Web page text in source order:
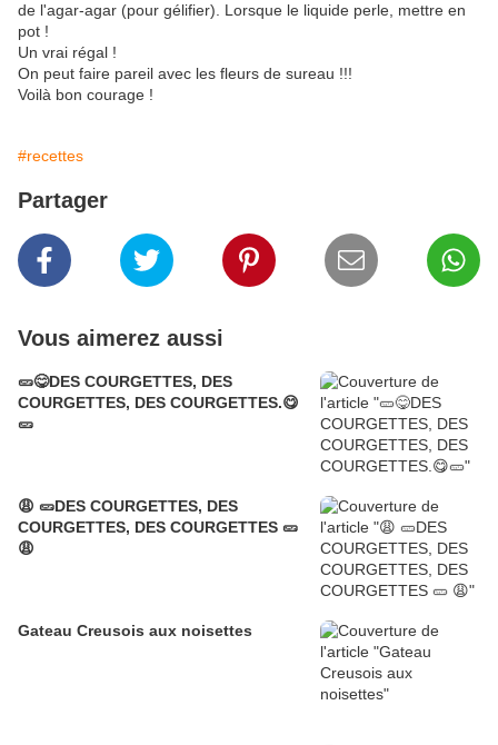
de l'agar-agar (pour gélifier). Lorsque le liquide perle, mettre en
pot !
Un vrai régal !
On peut faire pareil avec les fleurs de sureau !!!
Voilà bon courage !
#recettes
Partager
Vous aimerez aussi
🥒😋DES COURGETTES, DES
COURGETTES, DES COURGETTES.😋
🥒
😩 🥒DES COURGETTES, DES
COURGETTES, DES COURGETTES 🥒
😩
Gateau Creusois aux noisettes